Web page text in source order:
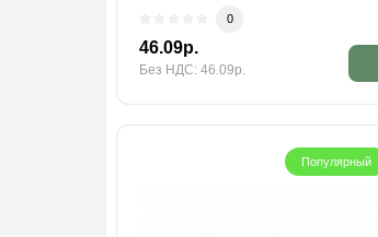
0
46.09р.
Без НДС: 46.09р.
Популярный